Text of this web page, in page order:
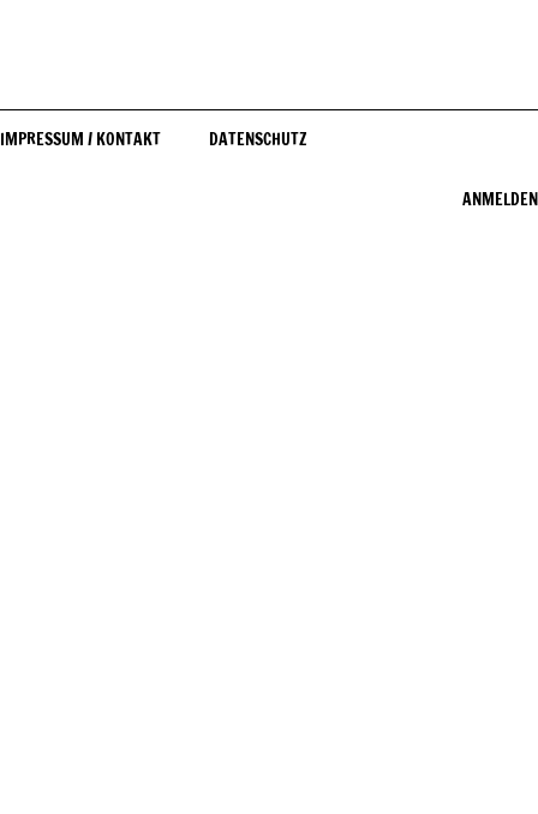
IMPRESSUM / KONTAKT DATENSCHUTZ
ANMELDEN